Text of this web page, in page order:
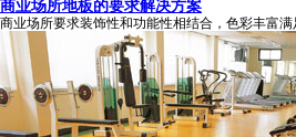
商业场所地板的要求解决方案
商业场所要求装饰性和功能性相结合，色彩丰富